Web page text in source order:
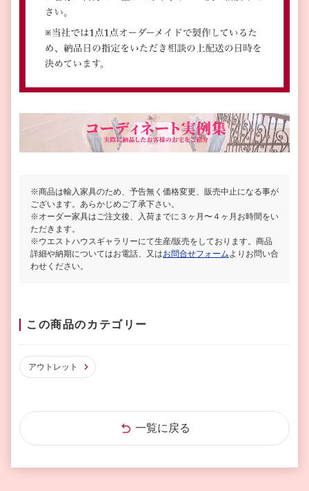
※商品は輸入家具のため、予告無く価格変更、販売中止になる事が
ございます。あらかじめご了承下さい。
※オーダー家具はご注文後、入荷までに３ヶ月〜４ヶ月お時間をい
ただきます。
※ウエストハウスギャラリーにて生産/販売をしております。商品
詳細や納期についてはお電話、又はお問合せフォーム よりお問い合
わせください。
この商品のカテゴリー
アウトレット
一覧に戻る